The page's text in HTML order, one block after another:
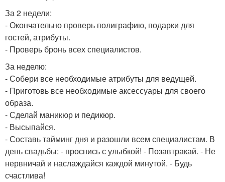
За 2 недели:
- Окончательно проверь полиграфию, подарки для
гостей, атрибуты.
- Проверь бронь всех специалистов.
За неделю:
- Собери все необходимые атрибуты для ведущей.
- Приготовь все необходимые аксессуары для своего
образа.
- Сделай маникюр и педикюр.
- Высыпайся.
- Составь тайминг дня и разошли всем специалистам. В
день свадьбы: - проснись с улыбкой! - Позавтракай. - Не
нервничай и наслаждайся каждой минутой. - Будь
счастлива!